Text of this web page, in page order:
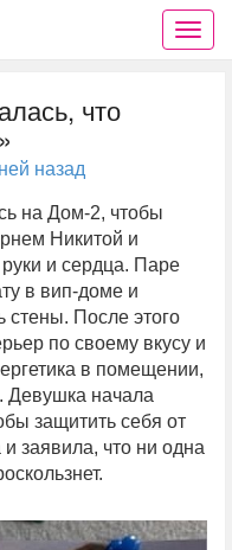
что
назад
на Дом-2, чтобы
Никитой и
и сердца. Паре
в вип-доме и
стены. После этого
по своему вкусу и
в помещении,
Девушка начала
защитить себя от
и заявила, что ни одна